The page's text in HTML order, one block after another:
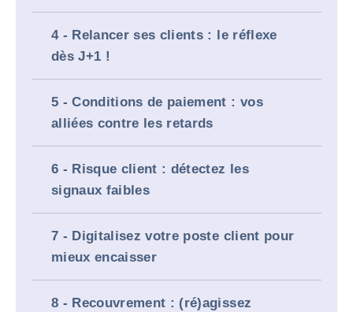
4 - Relancer ses clients : le réflexe
dès J+1 !
5 - Conditions de paiement : vos
alliées contre les retards
6 - Risque client : détectez les
signaux faibles
7 - Digitalisez votre poste client pour
mieux encaisser
8 - Recouvrement : (ré)agissez